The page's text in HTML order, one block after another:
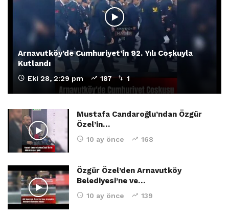
Arnavutköy’de Cumhuriyet’in 92. Yılı Coşkuyla
Kutlandı
Eki 28, 2:29 pm 187 1
Mustafa Candaroğlu’ndan Özgür
Özel’in…
10 ay önce 168
Özgür Özel’den Arnavutköy
Belediyesi’ne ve…
10 ay önce 139